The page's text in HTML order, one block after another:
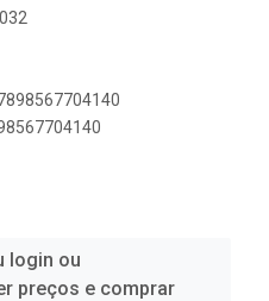
login ou
preços e comprar